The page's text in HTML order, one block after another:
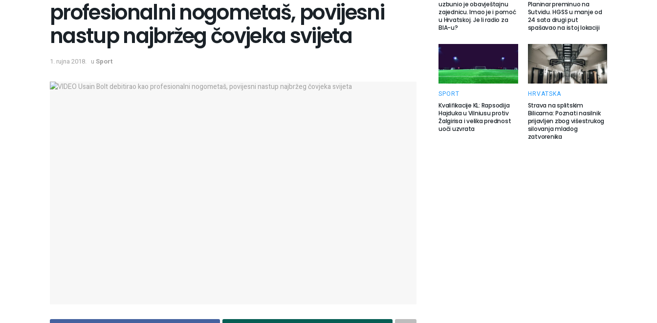
profesionalni nogometaš, povijesni
nastup najbržeg čovjeka svijeta
1. rujna 2018. u Sport
uzbunio je obavještajnu
zajednicu. Imao je i pomoć
u Hrvatskoj. Je li radio za
BIA-u?
Planinar preminuo na
Sutvidu. HGSS u manje od
24 sata drugi put
spašavao na istoj lokaciji
SPORT
Kvalifikacije KL: Rapsodija
Hajduka u Vilniusu protiv
Žalgirisa i velika prednost
uoči uzvrata
HRVATSKA
Strava na splitskim
Bilicama: Poznati nasilnik
prijavljen zbog višestrukog
silovanja mladog
zatvorenika